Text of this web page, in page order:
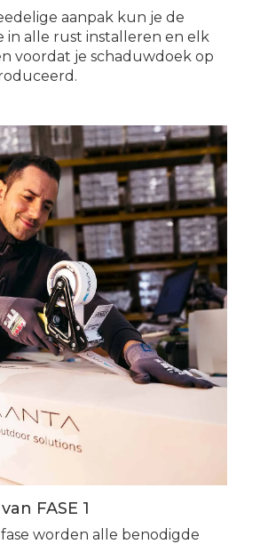
aanpak kun je de
in alle rust installeren en elk
voordat je schaduwdoek op
FASE 1
worden alle benodigde